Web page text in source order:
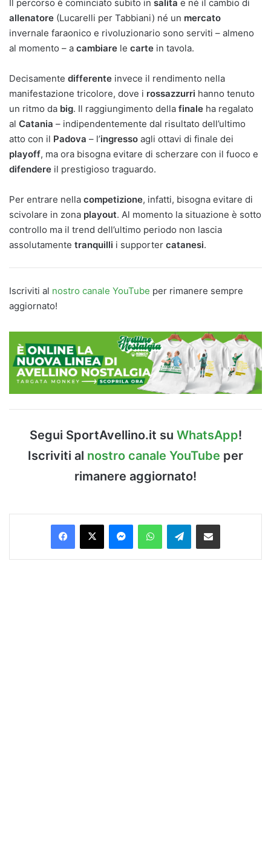
Il percorso è cominciato subito in salita e né il cambio di
allenatore (Lucarelli per Tabbiani) né un mercato
invernale faraonico e rivoluzionario sono serviti – almeno
al momento – a cambiare le carte in tavola.
Decisamente differente invece il rendimento nella
manifestazione tricolore, dove i rossazzurri hanno tenuto
un ritmo da big. Il raggiungimento della finale ha regalato
al Catania – indipendentemente dal risultato dell’ultimo
atto con il Padova – l’ingresso agli ottavi di finale dei
playoff, ma ora bisogna evitare di scherzare con il fuoco e
difendere il prestigioso traguardo.
Per entrare nella competizione, infatti, bisogna evitare di
scivolare in zona playout. Al momento la situazione è sotto
controllo ma il trend dell’ultimo periodo non lascia
assolutamente tranquilli i supporter catanesi.
Iscriviti al nostro canale YouTube per rimanere sempre
aggiornato!
Segui SportAvellino.it su WhatsApp!
Iscriviti al nostro canale YouTube per
rimanere aggiornato!
Facebook
X MessengerWhatsAppTelegramCondividi via Email